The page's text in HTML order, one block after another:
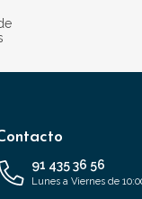
91 435 36 56
Lunes a Viernes de